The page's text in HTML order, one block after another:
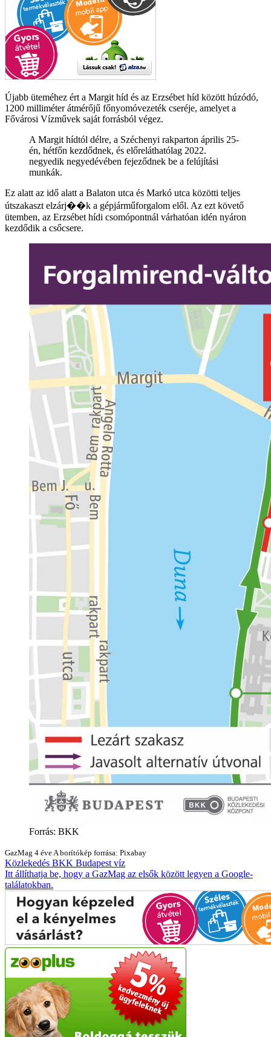
Újabb üteméhez ért a Margit híd és az Erzsébet híd között húzódó,
1200 milliméter átmérőjű főnyomóvezeték cseréje, amelyet a
Fővárosi Vízművek saját forrásból végez.
A Margit hídtól délre, a Széchenyi rakparton április 25-
én, hétfőn kezdődnek, és előreláthatólag 2022.
negyedik negyedévében fejeződnek be a felújítási
munkák.
Ez alatt az idő alatt a Balaton utca és Markó utca közötti teljes
útszakaszt elzárj��k a gépjárműforgalom elől. Az ezt követő
ütemben, az Erzsébet hídi csomópontnál várhatóan idén nyáron
kezdődik a csőcsere.
Forrás: BKK
GazMag 4 éve A borítókép forrása: Pixabay
Közlekedés BKK Budapest víz
Itt állíthatja be, hogy a GazMag az elsők között legyen a Google-
találatokban.